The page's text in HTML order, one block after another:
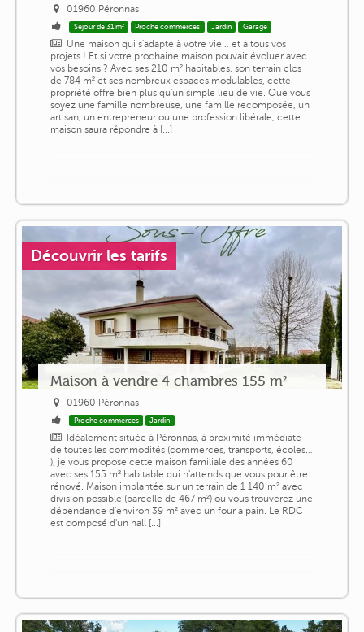
01960 Péronnas
Séjour de 31 m² Proche commerces Jardin Garage
Une maison qui s'adapte à votre vie… et à tous vos
projets ! Et si votre prochaine maison pouvait évoluer avec
vos besoins ? Avec ses 210 m² habitables, son terrain clos
de 784 m² et ses nombreux espaces modulables, cette
propriété offre bien plus qu'un simple lieu de vie. Que vous
soyez une famille nombreuse, une famille recomposée, un
artisan, un entrepreneur ou une profession libérale, cette
maison saura répondre à [...]
Découvrir les tarifs
Maison à vendre 4 chambres 155 m²
01960 Péronnas
Proche commerces Jardin
Idéalement située à Péronnas, à proximité immédiate
de toutes les commodités (commerces, transports, écoles…
), je vous propose cette maison familiale des années 60
avec ses 155 m² habitable qui n'attends que vous pour être
rénové. Maison implantée sur un terrain de 1 140 m² avec
division possible (parcelle de 467 m²) où vous trouverez une
dépendance d'environ 39 m² avec un four à pain. Le RDC
est composé d'un hall [...]